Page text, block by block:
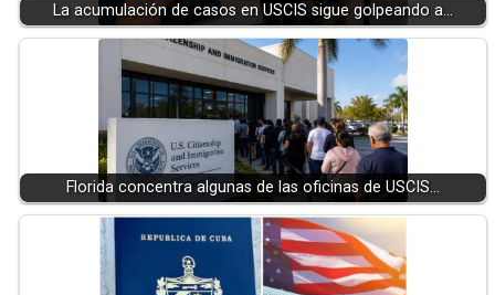
La acumulación de casos en USCIS sigue golpeando a…
Florida concentra algunas de las oficinas de USCIS…